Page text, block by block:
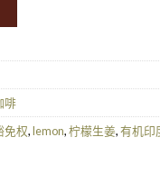
啡
免权,lemon,柠檬生姜,有机印